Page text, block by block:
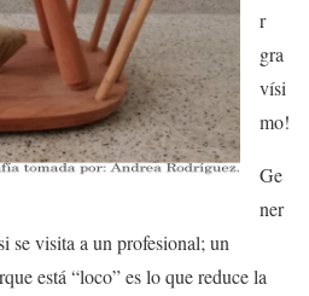
r
gra
vísi
mo!
Ge
ner
se visita a un profesional; un
está “loco” es lo que reduce la